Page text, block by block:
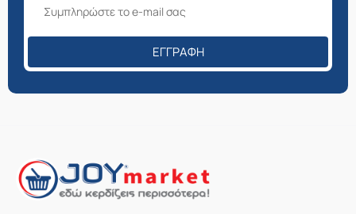
σελίδα
του
ΕΓΓΡΑΦΉ